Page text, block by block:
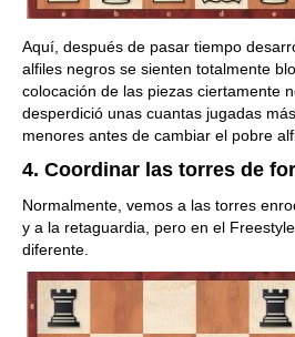
Aquí, después de pasar tiempo
alfiles negros se sienten totalmente
colocación de las piezas ciertamente
desperdició unas cuantas jugadas
menores antes de cambiar el pobre
4. Coordinar las torres de
Normalmente, vemos a las torres
y a la retaguardia, pero en el
diferente.